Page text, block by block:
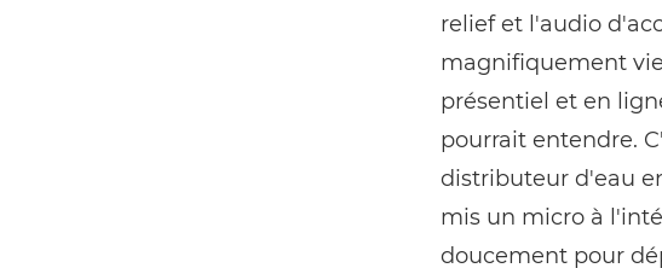
relief et l'audio
magnifiquement
présentiel et en
pourrait entendre.
distributeur d'eau
mis un micro à
doucement pour